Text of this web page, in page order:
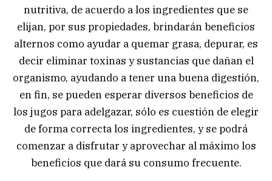
nutritiva, de acuerdo a los ingredientes que se
elijan, por sus propiedades, brindarán beneficios
alternos como ayudar a quemar grasa, depurar, es
decir eliminar toxinas y sustancias que dañan el
organismo, ayudando a tener una buena digestión,
en fin, se pueden esperar diversos beneficios de
los jugos para adelgazar, sólo es cuestión de elegir
de forma correcta los ingredientes, y se podrá
comenzar a disfrutar y aprovechar al máximo los
beneficios que dará su consumo frecuente.